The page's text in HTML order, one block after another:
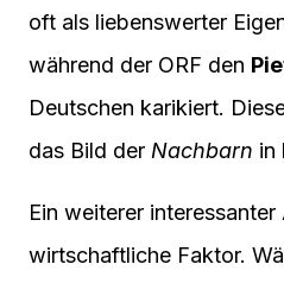
oft als liebenswerter
während der ORF den
Deutschen karikiert.
das Bild der Nachbarn in
Ein weiterer
wirtschaftliche Faktor.